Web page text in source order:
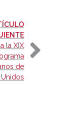
-
la XIX
de
Unidos